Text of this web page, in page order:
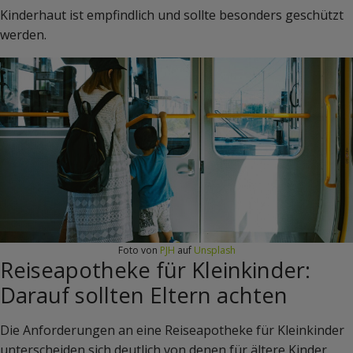
Kinderhaut ist empfindlich und sollte besonders geschützt
werden.
Foto von PJH auf Unsplash
Reiseapotheke für Kleinkinder:
Darauf sollten Eltern achten
Die Anforderungen an eine Reiseapotheke für Kleinkinder